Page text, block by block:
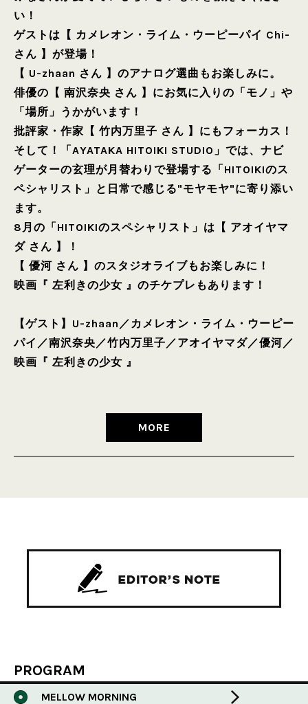
い！
ゲストは【 カメレオン・ライム・ウーピーパイ Chi-
さん 】が登場！
【 U-zhaan さん 】のアナログ選曲もお楽しみに。
俳優の【 南沢奈央 さん 】にお気に入りの「モノ」や
「場所」うかがいます！
批評家・作家【 竹内万里子 さん 】にもフォーカス！
そして！「AYATAKA HITOIKI STUDIO」では、ナビ
ゲーターの玄理が月替わりで登場する「HITOIKIのス
ペシャリスト」と日常で感じる"モヤモヤ"に寄り添い
ます。
8月の「HITOIKIのスペシャリスト」は【 アオイヤマ
ダ さん 】！
【 優河 さん 】のスタジオライブもお楽しみに！
映画『 左利きの少女 』のチケプレもあります！
【ゲスト】 U-zhaan ／カメレオン・ライム・ウーピー
パイ ／南沢奈央／竹内万里子／アオイヤマダ／優河／
映画『 左利きの少女 』
MORE
PROGRAM
MELLOW MORNING